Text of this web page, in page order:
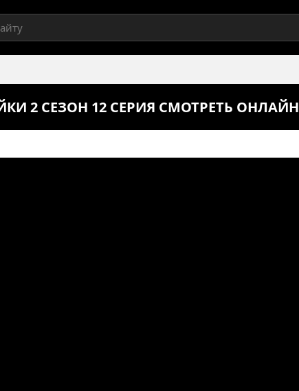
2 СЕЗОН 12 СЕРИЯ СМОТРЕТЬ ОНЛАЙН